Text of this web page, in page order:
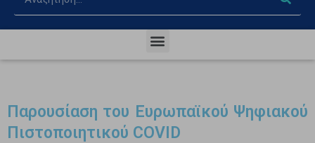
Παρουσίαση του Ευρωπαϊκού Ψηφιακού
Πιστοποιητικού COVID